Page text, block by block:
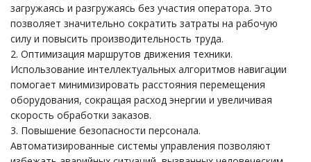
загружаясь и разгружаясь без участия оператора. Это
позволяет значительно сократить затраты на рабочую
силу и повысить производительность труда.
2. Оптимизация маршрутов движения техники.
Использование интеллектуальных алгоритмов навигации
помогает минимизировать расстояния перемещения
оборудования, сокращая расход энергии и увеличивая
скорость обработки заказов.
3. Повышение безопасности персонала.
Автоматизированные системы управления позволяют